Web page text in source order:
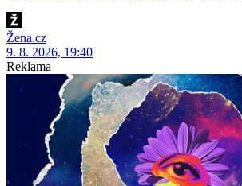
Žena.cz
9. 8. 2026, 19:40
Reklama